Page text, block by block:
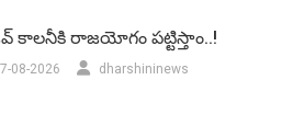
కాలనీకి రాజయోగం పట్టిస్తాం..!
08-2026 dharshininews